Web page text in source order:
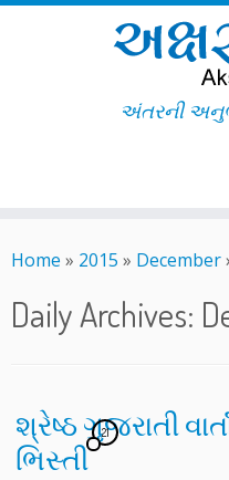
to
અંતરની
Home » 2015 » December
Daily Archives:
શ્રેષ્ઠ ગુજરાતી
ભિસ્તી
21